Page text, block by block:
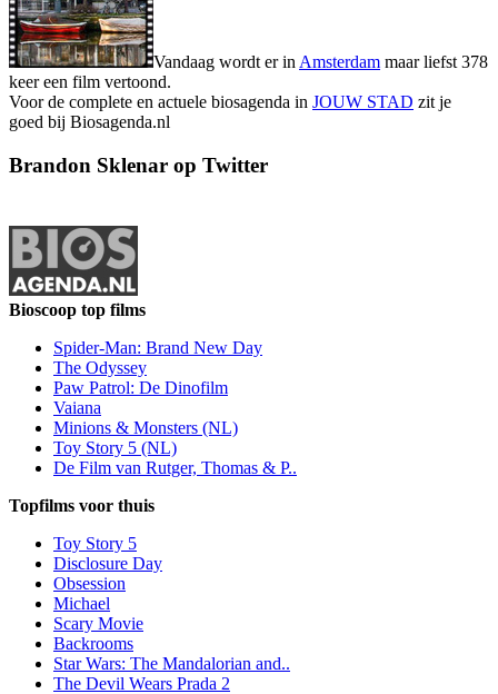
Vandaag wordt er in Amsterdam maar liefst 378
keer een film vertoond.
Voor de complete en actuele biosagenda in JOUW STAD zit je
goed bij Biosagenda.nl
Brandon Sklenar op Twitter
Bioscoop top films
Spider-Man: Brand New Day
The Odyssey
Paw Patrol: De Dinofilm
Vaiana
Minions & Monsters (NL)
Toy Story 5 (NL)
De Film van Rutger, Thomas & P..
Topfilms voor thuis
Toy Story 5
Disclosure Day
Obsession
Michael
Scary Movie
Backrooms
Star Wars: The Mandalorian and..
The Devil Wears Prada 2